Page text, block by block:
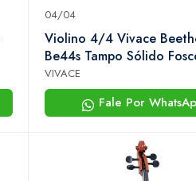
04/04
Violino 4/4 Vivace
Be44s Tampo Sólido
VIVACE
Fale Por